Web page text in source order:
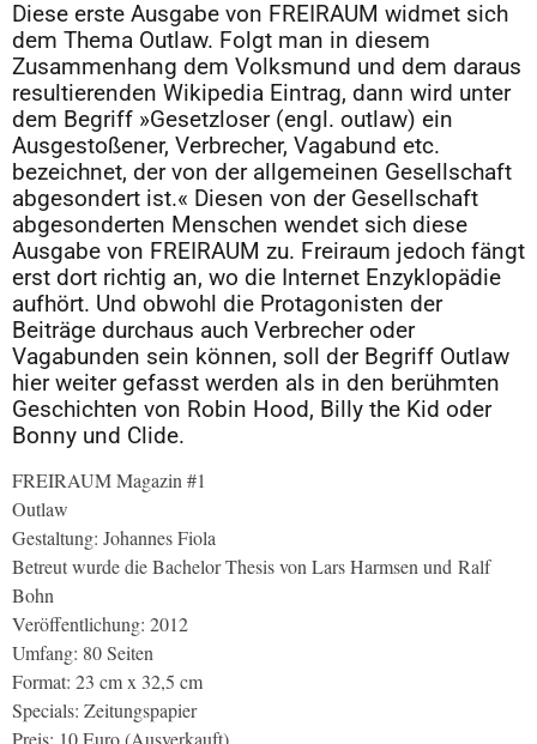
Diese erste Ausgabe von FREIRAUM widmet sich
dem Thema Outlaw. Folgt man in diesem
Zusammenhang dem Volksmund und dem daraus
resultierenden Wikipedia Eintrag, dann wird unter
dem Begriff »Gesetzloser (engl. outlaw) ein
Ausgestoßener, Verbrecher, Vagabund etc.
bezeichnet, der von der allgemeinen Gesellschaft
abgesondert ist.« Diesen von der Gesellschaft
abgesonderten Menschen wendet sich diese
Ausgabe von FREIRAUM zu. Freiraum jedoch fängt
erst dort richtig an, wo die Internet Enzyklopädie
aufhört. Und obwohl die Protagonisten der
Beiträge durchaus auch Verbrecher oder
Vagabunden sein können, soll der Begriff Outlaw
hier weiter gefasst werden als in den berühmten
Geschichten von Robin Hood, Billy the Kid oder
Bonny und Clide.
FREIRAUM Magazin #1
Outlaw
Gestaltung: Johannes Fiola
Betreut wurde die Bachelor Thesis von Lars Harmsen und Ralf
Bohn
Veröffentlichung: 2012
Umfang: 80 Seiten
Format: 23 cm x 32,5 cm
Specials: Zeitungspapier
Preis: 10 Euro (Ausverkauft)